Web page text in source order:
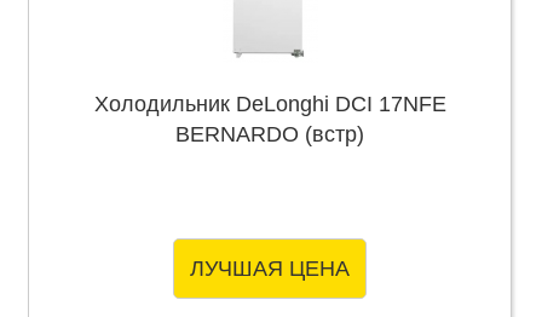
Холодильник DeLonghi DCI 17NFE
BERNARDO (встр)
ЛУЧШАЯ ЦЕНА